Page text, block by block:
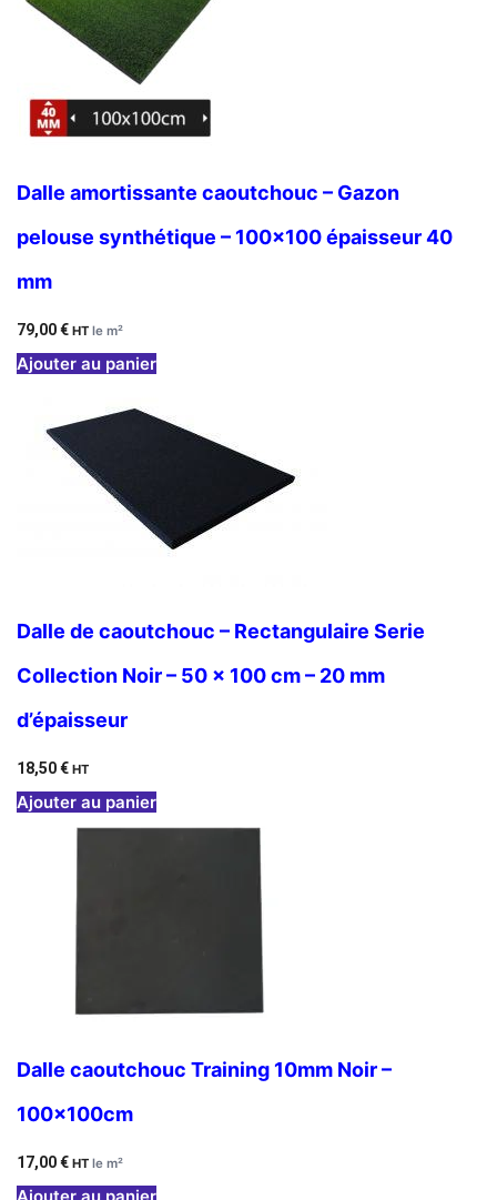
Dalle amortissante caoutchouc – Gazon
pelouse synthétique – 100×100 épaisseur 40
mm
79,00€ HT le m²
Ajouter au panier
Dalle de caoutchouc – Rectangulaire Serie
Collection Noir – 50 x 100 cm – 20 mm
d’épaisseur
18,50€ HT
Ajouter au panier
Dalle caoutchouc Training 10mm Noir –
100x100cm
17,00€ HT le m²